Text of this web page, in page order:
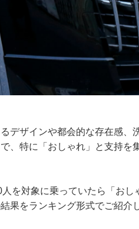
デザインや都会的な存在感、
、特に「おしゃれ」と支持を
を対象に乗っていたら「おし
果をランキング形式でご紹介